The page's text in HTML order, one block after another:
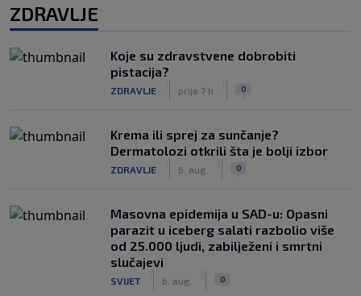
ZDRAVLJE
Koje su zdravstvene dobrobiti
pistacija?
ZDRAVLJE prije 7 h 0
Krema ili sprej za sunčanje?
Dermatolozi otkrili šta je bolji izbor
ZDRAVLJE 6. aug. 0
Masovna epidemija u SAD-u: Opasni
parazit u iceberg salati razbolio više
od 25.000 ljudi, zabilježeni i smrtni
slučajevi
SVIJET 6. aug. 0